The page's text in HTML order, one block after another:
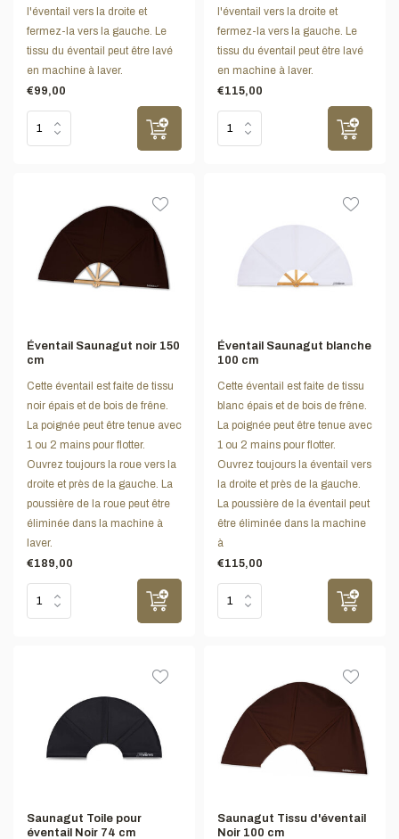
l'éventail vers la droite et
fermez-la vers la gauche. Le
tissu du éventail peut être lavé
en machine à laver.
€99,00
l'éventail vers la droite et
fermez-la vers la gauche. Le
tissu du éventail peut être lavé
en machine à laver.
€115,00
Éventail Saunagut noir 150
cm
Cette éventail est faite de tissu
noir épais et de bois de frêne.
La poignée peut être tenue avec
1 ou 2 mains pour flotter.
Ouvrez toujours la roue vers la
droite et près de la gauche. La
poussière de la roue peut être
éliminée dans la machine à
laver.
€189,00
Éventail Saunagut blanche
100 cm
Cette éventail est faite de tissu
blanc épais et de bois de frêne.
La poignée peut être tenue avec
1 ou 2 mains pour flotter.
Ouvrez toujours la éventail vers
la droite et près de la gauche.
La poussière de la éventail peut
être éliminée dans la machine
à
€115,00
Saunagut Toile pour
éventail Noir 74 cm
Saunagut Tissu d'éventail
Noir 100 cm